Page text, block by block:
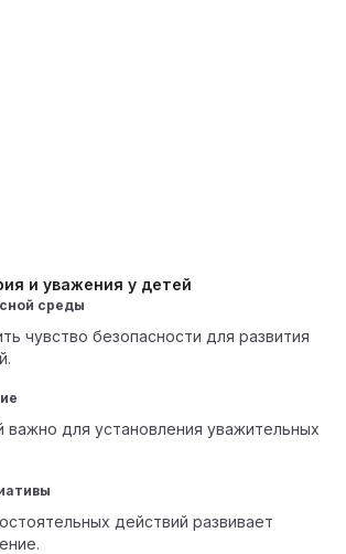
и уважения у детей
среды
чувство безопасности для развития
для установления уважительных
действий развивает